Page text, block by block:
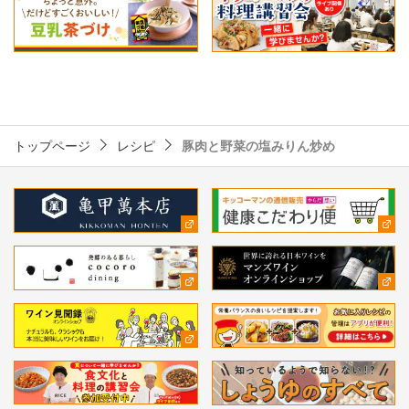
トップページ レシピ 豚肉と野菜の塩みりん炒め